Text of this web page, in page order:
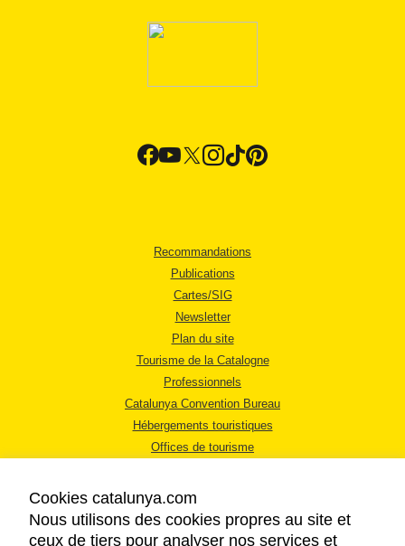
Recommandations
Publications
Cartes/SIG
Newsletter
Plan du site
Tourisme de la Catalogne
Professionnels
Catalunya Convention Bureau
Hébergements touristiques
Offices de tourisme
Cookies catalunya.com
Nous utilisons des cookies propres au site et
ceux de tiers pour analyser nos services et